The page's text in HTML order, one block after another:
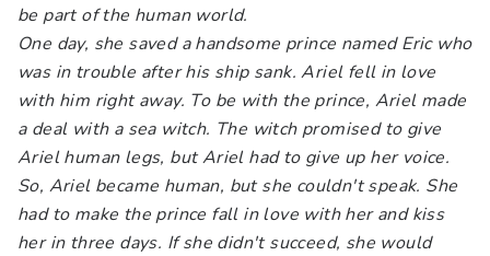
be part of the human world.
One day, she saved a handsome prince named Eric who
was in trouble after his ship sank. Ariel fell in love
with him right away. To be with the prince, Ariel made
a deal with a sea witch. The witch promised to give
Ariel human legs, but Ariel had to give up her voice.
So, Ariel became human, but she couldn't speak. She
had to make the prince fall in love with her and kiss
her in three days. If she didn't succeed, she would